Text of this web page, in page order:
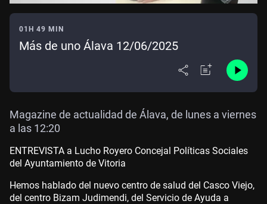
01H 49 MIN
Más de uno Álava 12/06/2025
Magazine de actualidad de Álava, de lunes a viernes
a las 12:20
ENTREVISTA a Lucho Royero Concejal Políticas Sociales
del Ayuntamiento de Vitoria
Hemos hablado del nuevo centro de salud del Casco Viejo,
del centro Bizam Judimendi, del Servicio de Ayuda a